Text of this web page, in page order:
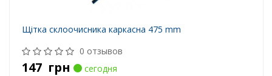
Щітка склоочисника каркасна 475 mm
0 отзывов
147 грн
сегодня